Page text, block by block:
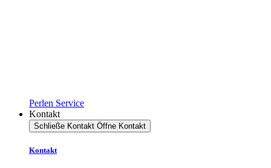
Perlen Service
Kontakt
Schließe Kontakt Öffne Kontakt
Kontakt